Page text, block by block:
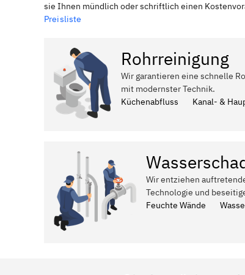
sie Ihnen mündlich oder schriftlich einen
Preisliste
Rohrreinigung
Wir garantieren eine schnelle
mit modernster Technik.
Küchenabfluss
Kanal- &
Wir entziehen
Technologie und
Feuchte Wände